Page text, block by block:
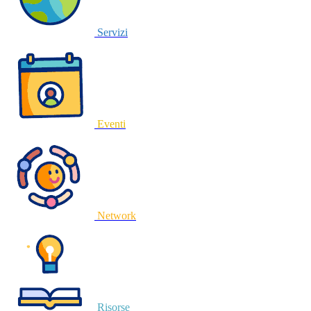
Servizi
Eventi
Network
Risorse